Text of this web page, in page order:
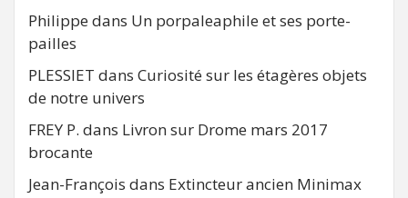
Philippe dans Un porpaleaphile et ses porte-
pailles
PLESSIET dans Curiosité sur les étagères objets
de notre univers
FREY P. dans Livron sur Drome mars 2017
brocante
Jean-François dans Extincteur ancien Minimax